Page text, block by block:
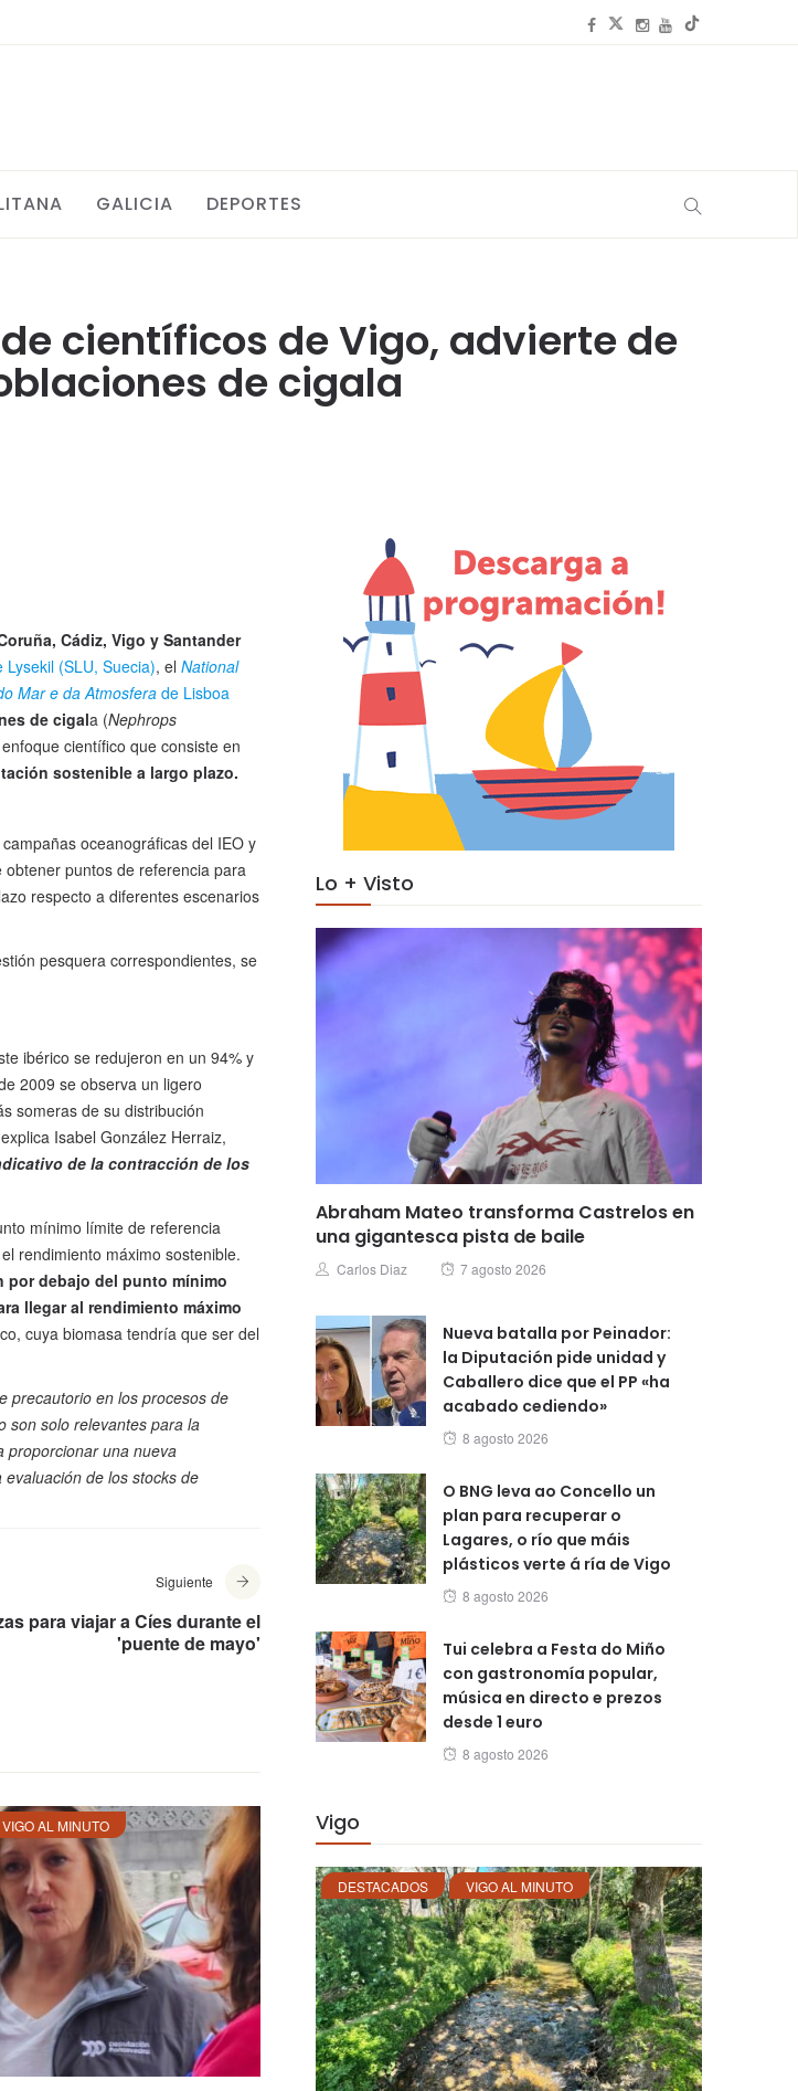
GALICIA DEPORTES
científicos de Vigo, advierte de
de cigala
Cádiz, Vigo y Santander
Lysekil (SLU, Suecia), el National
Mar e da Atmosferade Lisboa
de cigala (Nephrops
científico que consiste en
sostenible a largo plazo.
oceanográficas del IEO y
puntos de referencia para
respecto a diferentes escenarios
pesquera correspondientes, se
ibérico se redujeron en un 94% y
2009 se observa un ligero
someras de su distribución
Isabel González Herraiz,
de la contracción de los
mínimo límite de referencia
rendimiento máximo sostenible.
por debajo del punto mínimo
llegar al rendimiento máximo
cuya biomasa tendría que ser del
precautorio en los procesos de
son solo relevantes para la
proporcionar una nueva
de los stocks de
Siguiente
para viajar a Cíes durante el
'puente de mayo'
VIGO AL MINUTO
Lo + Visto
Abraham Mateo transforma Castrelos en
una gigantesca pista de baile
Author
Carlos Diaz
Posted
7 agosto 2026
Nueva batalla por Peinador:
la Diputación pide unidad y
Caballero dice que el PP «ha
acabado cediendo»
Posted
8 agosto 2026
O BNG leva ao Concello un
plan para recuperar o
Lagares, o río que máis
plásticos verte á ría de Vigo
Posted
8 agosto 2026
Tui celebra a Festa do Miño
con gastronomía popular,
música en directo e prezos
desde 1 euro
Posted
8 agosto 2026
Vigo
DESTACADOS VIGO AL MINUTO